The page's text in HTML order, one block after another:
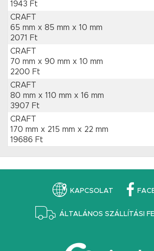
1943 Ft
CRAFT
65 mm x 85 mm x 10 mm
2071 Ft
CRAFT
70 mm x 90 mm x 10 mm
2200 Ft
CRAFT
80 mm x 110 mm x 16 mm
3907 Ft
CRAFT
170 mm x 215 mm x 22 mm
19686 Ft
KAPCSOLAT
ÁLTALÁNOS SZÁLLÍTÁSI